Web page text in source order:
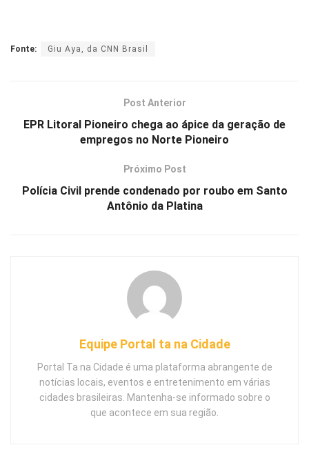
Fonte: Giu Aya, da CNN Brasil
Post Anterior
EPR Litoral Pioneiro chega ao ápice da geração de
empregos no Norte Pioneiro
Próximo Post
Polícia Civil prende condenado por roubo em Santo
Antônio da Platina
Equipe Portal ta na Cidade
Portal Ta na Cidade é uma plataforma abrangente de
notícias locais, eventos e entretenimento em várias
cidades brasileiras. Mantenha-se informado sobre o
que acontece em sua região.